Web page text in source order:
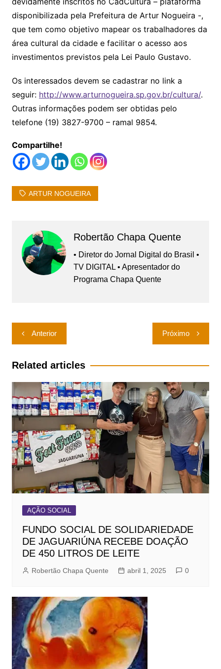
disponibilizada pela Prefeitura de Artur Nogueira -,
que tem como objetivo mapear os trabalhadores da
área cultural da cidade e facilitar o acesso aos
investimentos previstos pela Lei Paulo Gustavo.
Os interessados devem se cadastrar no link a
seguir: http://www.arturnogueira.sp.gov.br/cultura/.
Outras informações podem ser obtidas pelo
telefone (19) 3827-9700 – ramal 9854.
Compartilhe!
ARTUR NOGUEIRA
Robertão Chapa Quente
• Diretor do Jornal Digital do Brasil •
TV DIGITAL • Apresentador do
Programa Chapa Quente
Navegação
de
Post
Anterior Próximo
Related articles
AÇÃO SOCIAL
FUNDO SOCIAL DE SOLIDARIEDADE
DE JAGUARIÚNA RECEBE DOAÇÃO
DE 450 LITROS DE LEITE
Robertão Chapa Quente abril 1, 2025 0